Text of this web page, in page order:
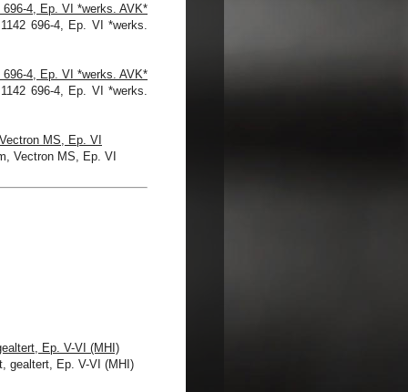
4, Ep. VI *werks. AVK*
4, Ep. VI *werks. AVK*
MS, Ep. VI
Ep. V-VI (MHI)